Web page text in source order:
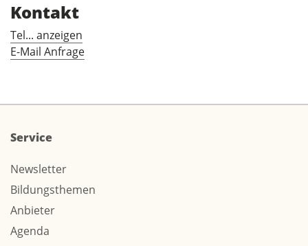
Kontakt
Tel... anzeigen
E-Mail Anfrage
Service
Newsletter
Bildungsthemen
Anbieter
Agenda